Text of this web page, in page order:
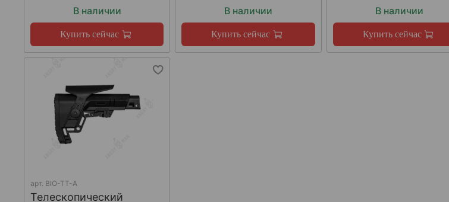
В наличии
Купить сейчас
В наличии
Купить сейчас
В наличии
Купить сейчас
арт. BIO-TT-A
Телескопический